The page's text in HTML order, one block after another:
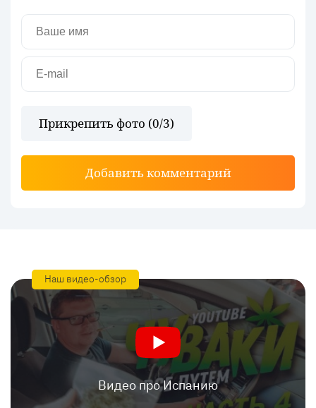
Прикрепить фото (0/3)
Добавить комментарий
Наш видео-обзор
Видео про Испанию